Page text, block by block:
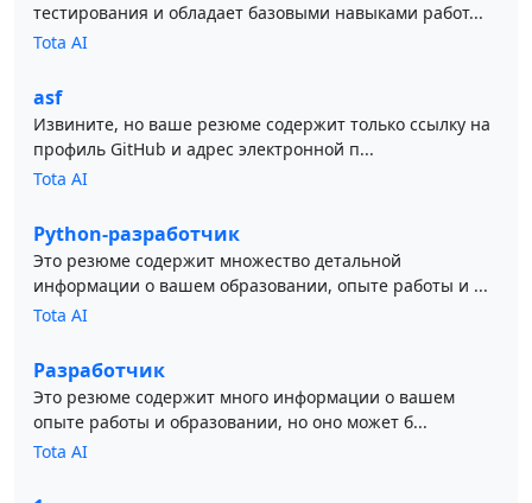
тестирования и обладает базовыми навыками работ...
Tota AI
asf
Извините, но ваше резюме содержит только ссылку на
профиль GitHub и адрес электронной п...
Tota AI
Python-разработчик
Это резюме содержит множество детальной
информации о вашем образовании, опыте работы и ...
Tota AI
Разработчик
Это резюме содержит много информации о вашем
опыте работы и образовании, но оно может б...
Tota AI